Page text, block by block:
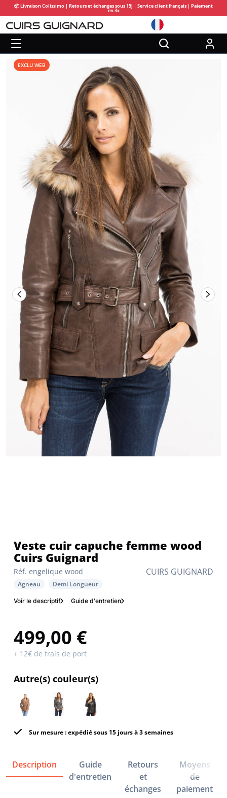
📦 Livraison Colissimo | Retours et échanges sous 15j | Service client français | Paiement
en 3x
CUIRS GUIGNARD
Réf. engelique wood
Veste cuir capuche femme wood
Cuirs Guignard
Agneau Demi Longueur
Voir le descriptif Guide d'entretien
499,00 €
+ 12€ de frais de port
Autre(s) couleur(s)
Sur mesure : expédié sous 15 jours à 3 semaines
EXCLU WEB
Description
Guide
d'entretien
Retours
et
échanges
Moyens
de
paiement